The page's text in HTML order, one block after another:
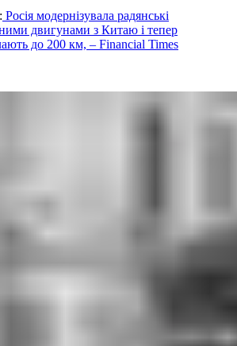
Росія модернізувала радянські
двигунами з Китаю і тепер
до 200 км, – Financial Times